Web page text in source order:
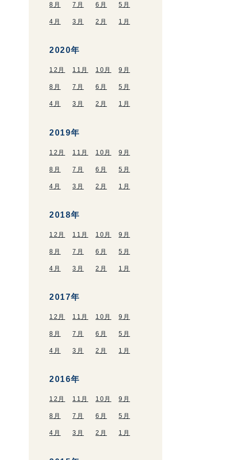
8月 7月 6月 5月
4月 3月 2月 1月
2020年
12月 11月 10月 9月
8月 7月 6月 5月
4月 3月 2月 1月
2019年
12月 11月 10月 9月
8月 7月 6月 5月
4月 3月 2月 1月
2018年
12月 11月 10月 9月
8月 7月 6月 5月
4月 3月 2月 1月
2017年
12月 11月 10月 9月
8月 7月 6月 5月
4月 3月 2月 1月
2016年
12月 11月 10月 9月
8月 7月 6月 5月
4月 3月 2月 1月